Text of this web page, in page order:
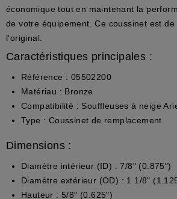
économique tout en maintenant la
de votre équipement. Ce coussinet estde
l'original
Caractéristiques principales :
Référence : 05502200
Matériau : Bronze
Compatibilité : Souffleuses à neige
Type : Coussinet de remplacement
Dimensions :
Diamètre intérieur (ID) : 7/8" (0.875")
Diamètre extérieur (OD) : 1 1/8"
Hauteur : 5/8" (0.625")